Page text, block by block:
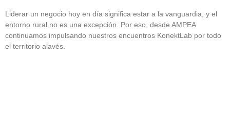
Liderar un negocio hoy en día significa estar a la vanguardia, y el
entorno rural no es una excepción. Por eso, desde AMPEA
continuamos impulsando nuestros encuentros KonektLab por todo
el territorio alavés.